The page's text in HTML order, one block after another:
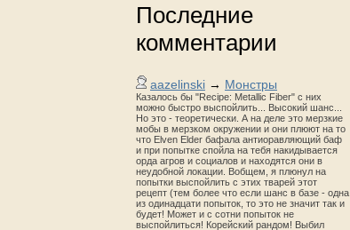
Последние
комментарии
aazelinski → Монстры
Казалось бы "Recipe: Metallic Fiber" с них
можно быстро выспойлить... Высокий шанс...
Но это - теоретически. А на деле это мерзкие
мобы в мерзком окружении и они плюют на то
что Elven Elder бафала антиоравляющий баф
и при попытке спойла на тебя накидывается
орда агров и социалов и находятся они в
неудобной локации. Вобщем, я плюнул на
попытки выспойлить с этих тварей этот
рецепт (тем более что если шанс в базе - одна
из одинадцати попыток, то это не значит так и
будет! Может и с сотни попыток не
выспойлиться! Корейский рандом! Выбил